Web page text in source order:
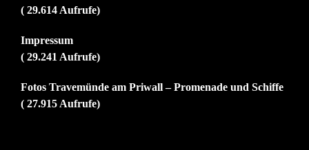
( 29.614 Aufrufe)
Impressum
( 29.241 Aufrufe)
Fotos Travemünde am Priwall – Promenade und Schiffe
( 27.915 Aufrufe)